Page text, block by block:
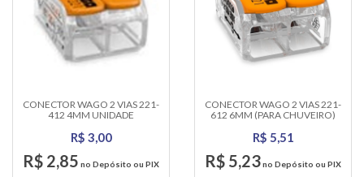
CONECTOR WAGO 2 VIAS 221-
412 4MM UNIDADE
R$ 3,00
R$ 2,85 no Depósito ou PIX
CONECTOR WAGO 2 VIAS 221-
612 6MM (PARA CHUVEIRO)
R$ 5,51
R$ 5,23no Depósito ou PIX